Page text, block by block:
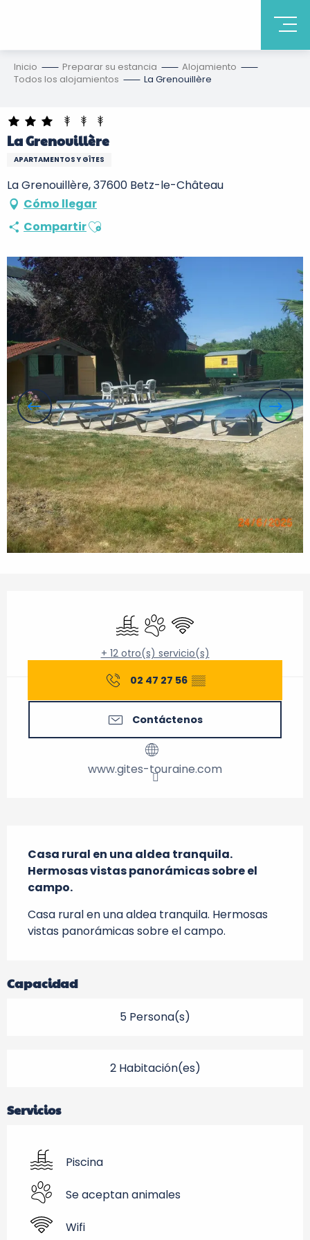
Inicio Preparar su estancia
Alojamiento
Todos los alojamientos
La Grenouillère
La Grenouillère
APARTAMENTOS Y GÎTES
La Grenouillère, 37600 Betz-le-Château
Cómo llegar
CompartirAjouter aux favoris
PiscinaSe aceptan animales
Wifi
+ 12 otro(s) servicio(s)
02 47 27 56 ▒▒
Contáctenos
www.gites-touraine.com
Casa rural en una aldea tranquila.
Hermosas vistas panorámicas sobre el
campo.
Casa rural en una aldea tranquila. Hermosas
vistas panorámicas sobre el campo.
Capacidad
5 Persona(s)
2 Habitación(es)
Servicios
Piscina
Se aceptan animales
Wifi